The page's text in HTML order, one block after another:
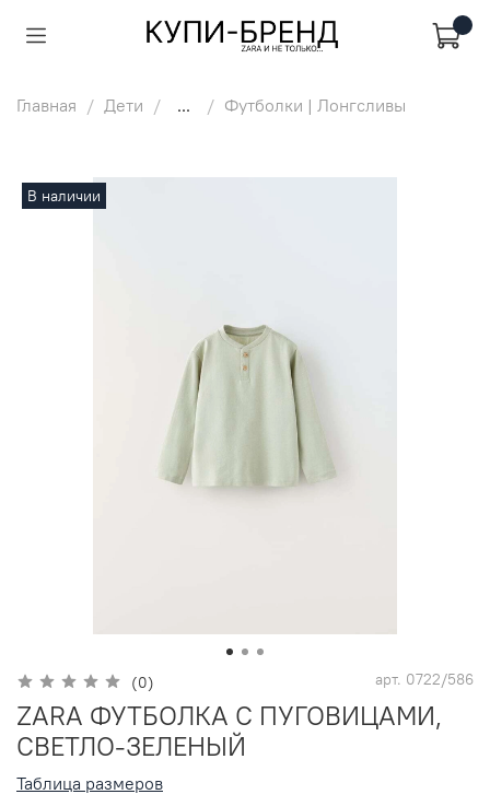
Главная Дети ... Футболки | Лонгсливы
В наличии
(0) арт. 0722/586
ZARA ФУТБОЛКА С ПУГОВИЦАМИ,
СВЕТЛО-ЗЕЛЕНЫЙ
Таблица размеров